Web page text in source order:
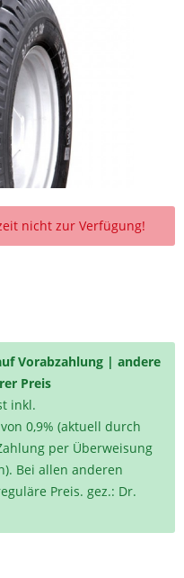
nicht zur Verfügung!
Vorabzahlung | andere
Preis
inkl.
0,9% (aktuell durch
per Überweisung
Bei allen anderen
Preis. gez.: Dr.